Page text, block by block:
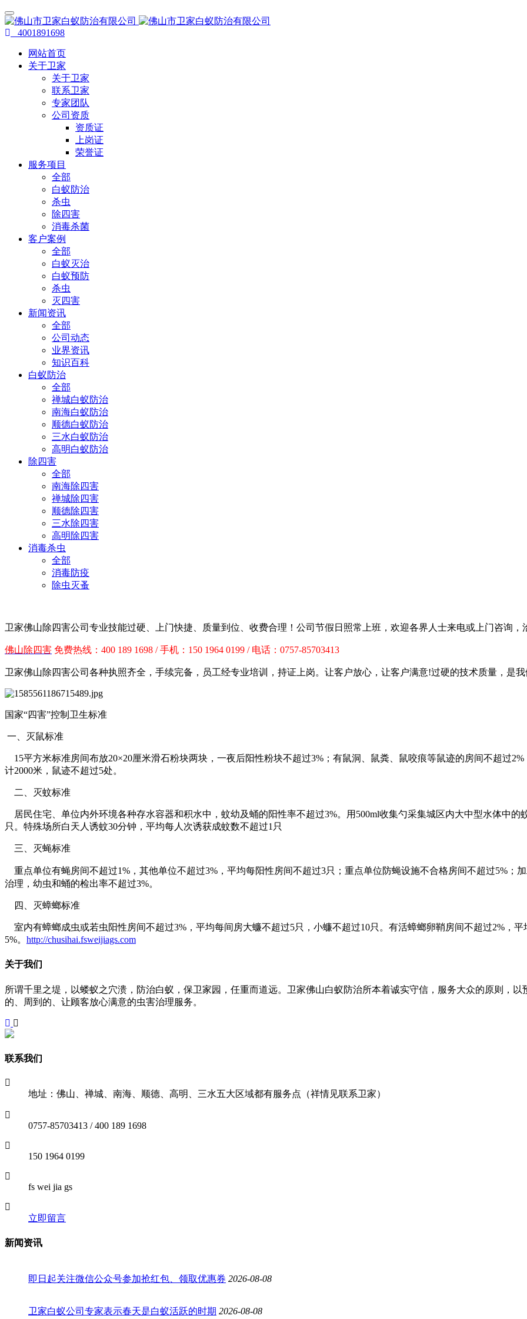
4001891698
网站首页
关于卫家
关于卫家
联系卫家
专家团队
公司资质
资质证
上岗证
荣誉证
服务项目
全部
白蚁防治
杀虫
除四害
消毒杀菌
客户案例
全部
白蚁灭治
白蚁预防
杀虫
灭四害
新闻资讯
全部
公司动态
业界资讯
知识百科
白蚁防治
全部
禅城白蚁防治
南海白蚁防治
顺德白蚁防治
三水白蚁防治
高明白蚁防治
除四害
全部
南海除四害
禅城除四害
顺德除四害
三水除四害
高明除四害
消毒杀虫
全部
消毒防疫
除虫灭蚤
卫家佛山除四害公司专业技能过硬、上门快捷、质量到位、收费合理！ 公司节假日照常上班，欢迎各界人士来电或上门咨询，
佛山除四害 免费热线：400 189 1698 / 手机：150 1964 0199 / 电话：0757-85703413
卫家佛山除四害公司各种执照齐全，手续完备，员工经专业培训，持证上岗。让客户放心，让客户满意!过硬的技术质量，是
国家“四害”控制卫生标准
一、灭鼠标准
15平方米标准房间布放20×20厘米滑石粉块两块，一夜后阳性粉块不超过3%；有鼠洞、鼠粪、鼠咬痕等鼠迹的房间不超过
计2000米，鼠迹不超过5处。
二、灭蚊标准
居民住宅、单位内外环境各种存水容器和积水中，蚊幼及蛹的阳性率不超过3%。用500ml收集勺采集城区内大中型水体中的
只。特殊场所白天人诱蚊30分钟，平均每人次诱获成蚊数不超过1只
三、灭蝇标准
重点单位有蝇房间不超过1%，其他单位不超过3%，平均每阳性房间不超过3只；重点单位防蝇设施不合格房间不超过5%；
治理，幼虫和蛹的检出率不超过3%。
四、灭蟑螂标准
室内有蟑螂成虫或若虫阳性房间不超过3%，平均每间房大蠊不超过5只，小蠊不超过10只。有活蟑螂卵鞘房间不超过2%，
5%。 http://chusihai.fsweijiags.com
关于我们
所谓千里之堤，以蝼蚁之穴溃，防治白蚁，保卫家园，任重而道远。卫家佛山白蚁防治所本着诚实守信，服务大众的原则，
的、周到的、让顾客放心满意的虫害治理服务。
联系我们
地址：佛山、禅城、南海、顺德、高明、三水五大区域都有服务点（祥情见联系卫家）
0757-85703413 / 400 189 1698
150 1964 0199
fs wei jia gs
立即留言
新闻资讯
即日起关注微信公众号参加抢红包、领取优惠券 2026-08-08
卫家白蚁公司专家表示春天是白蚁活跃的时期 2026-08-08